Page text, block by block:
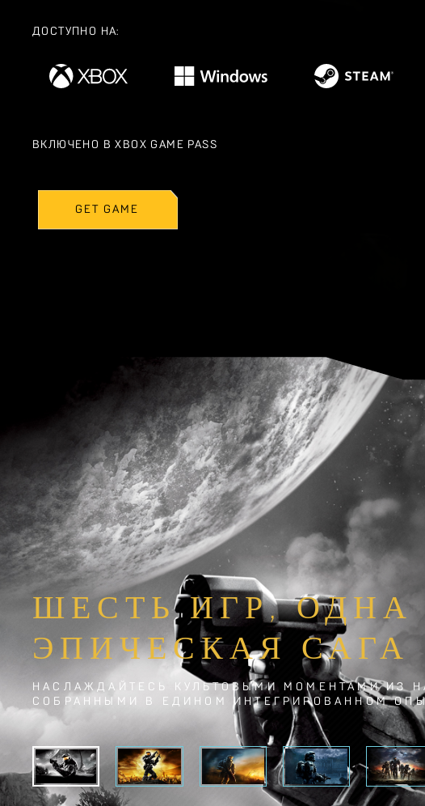
ДОСТУПНО НА:
ВКЛЮЧЕНО В XBOX GAME PASS
GET GAME
ШЕСТЬ ИГР, ОДНА
ЭПИЧЕСКАЯ САГА
НАСЛАЖДАЙТЕСЬ КУЛЬТОВЫМИ МОМЕНТАМИ ИЗ
СОБРАННЫМИ В ЕДИНОМ ИНТЕГРИРОВАННОМ